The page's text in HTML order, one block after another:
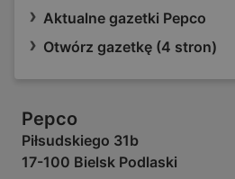
Aktualne gazetki Pepco
Otwórz gazetkę (4 stron)
Pepco
Piłsudskiego 31b
17-100 Bielsk Podlaski